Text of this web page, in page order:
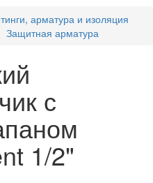
арматура и изоляция
Защитная арматура
с
1/2"